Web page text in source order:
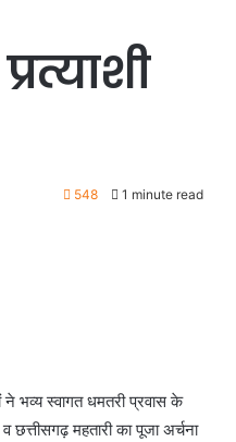
548 1 minute read
ने भव्य स्वागत धमतरी प्रवास के
छत्तीसगढ़ महतारी का पूजा अर्चना